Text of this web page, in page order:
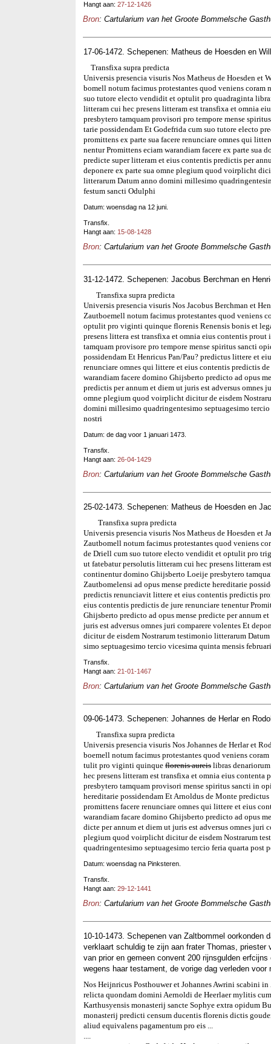
Hangt aan: 27-12-1426
Bron: Cartularium van het Groote Bommelsche
17-06-1472. Schepenen: Matheus de Hoesden en
Transfixa supra predicta
Universis presencia visuris Nos Matheus de Hoesden et
bomell notum facimus protestantes quod veniens
suo tutore electo vendidit et optulit pro quadraginta
litteram cui hec presens litteram est transfixa et omnia
presbytero tamquam provisori pro tempore mense
tarie possidendam Et Godefrida cum suo tutore electo
promittens ex parte sua facere renunciare omnes qui
nentur Promittens eciam warandiam facere ex parte sua
predicte super litteram et eius contentis predictis per
deponere ex parte sua omne plegium quod voirplicht
litterarum Datum anno domini millesimo
festum sancti Odulphi
Datum: woensdag na 12 juni.
Transfix.
Hangt aan: 15-08-1428
Bron: Cartularium van het Groote Bommelsche
31-12-1472. Schepenen: Jacobus Berchman en
Transfixa supra predicta
Universis presencia visuris Nos Jacobus Berchman et
Zautboemell notum facimus protestantes quod veniens
optulit pro viginti quinque florenis Renensis bonis et
presens littera est transfixa et omnia eius contentis
tamquam provisore pro tempore mense spiritus sancti
possidendam Et Henricus Pan/Pau? predictus littere et
renunciare omnes qui littere et eius contentis predictis
warandiam facere domino Ghijsberto predicto ad opus
predictis per annum et diem ut juris est adversus omnes
omne plegium quod voirplicht dicitur de eisdem
domini millesimo quadringentesimo septuagesimo
nostri
Datum: de dag voor 1 januari 1473.
Transfix.
Hangt aan: 26-04-1429
Bron: Cartularium van het Groote Bommelsche
25-02-1473. Schepenen: Matheus de Hoesden en
Transfixa supra predicta
Universis presencia visuris Nos Matheus de Hoesden et
Zautbomell notum facimus protestantes quod veniens
de Driell cum suo tutore electo vendidit et optulit pro
ut fatebatur persolutis litteram cui hec presens litteram
continentur domino Ghijsberto Loeije presbytero
Zautbomelensi ad opus mense predicte hereditarie
predictis renunciavit littere et eius contentis predictis
eius contentis predictis de jure renunciare tenentur
Ghijsberto predicto ad opus mense predicte per annum
juris est adversus omnes juri comparere volentes Et
dicitur de eisdem Nostrarum testimonio litterarum
simo septuagesimo tercio vicesima quinta mensis
Transfix.
Hangt aan: 21-01-1467
Bron: Cartularium van het Groote Bommelsche
09-06-1473. Schepenen: Johannes de Herlar en
Transfixa supra predicta
Universis presencia visuris Nos Johannes de Herlar et
boemell notum facimus protestantes quod veniens
tulit pro viginti quinque florenis aureis libras
hec presens litteram est transfixa et omnia eius
presbytero tamquam provisori mense spiritus sancti in
hereditarie possidendam Et Arnoldus de Monte
promittens facere renunciare omnes qui littere et eius
warandiam facare domino Ghijsberto predicto ad opus
dicte per annum et diem ut juris est adversus omnes juri
plegium quod voirplicht dicitur de eisdem Nostrarum
quadringentesimo septuagesimo tercio feria quarta post
Datum: woensdag na Pinksteren.
Transfix.
Hangt aan: 29-12-1441
Bron: Cartularium van het Groote Bommelsche
10-10-1473. Schepenen van Zaltbommel oorkonden
verklaart schuldig te zijn aan frater Thomas,
van prior en gemeen convent 200 rijnsgulden
wegens haar testament, de vorige dag verleden
Nos Heijnricus Posthouwer et Johannes Awrini scabini
relicta quondam domini Aernoldi de Heerlaer mylitis
Karthusyensis monasterij sancte Sophye extra opidum
monasterij predicti censum ducentis florenis dictis
aliud equivalens pagamentum pro eis ...
....